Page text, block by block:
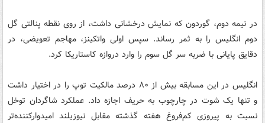
در نیمه دوم، گوردون که نمایش درخشانی داشت، از روی نقطه پنالتی گل
دوم انگلیس را به ثمر رساند. سپس اولی واتکینز، مهاجم تعویضی، در
دقایق پایانی با ضربه سر گل سوم را وارد دروازه کاستاریکا کرد.
انگلیس در این مسابقه بیش از ۸۰ درصد مالکیت توپ را در اختیار داشت
و تنها یک شوت در چارچوب به حریف اجازه داد. عملکرد شاگردان توخل
نسبت به پیروزی کم‌فروغ هفته گذشته مقابل نیوزیلند امیدوارکننده‌تر